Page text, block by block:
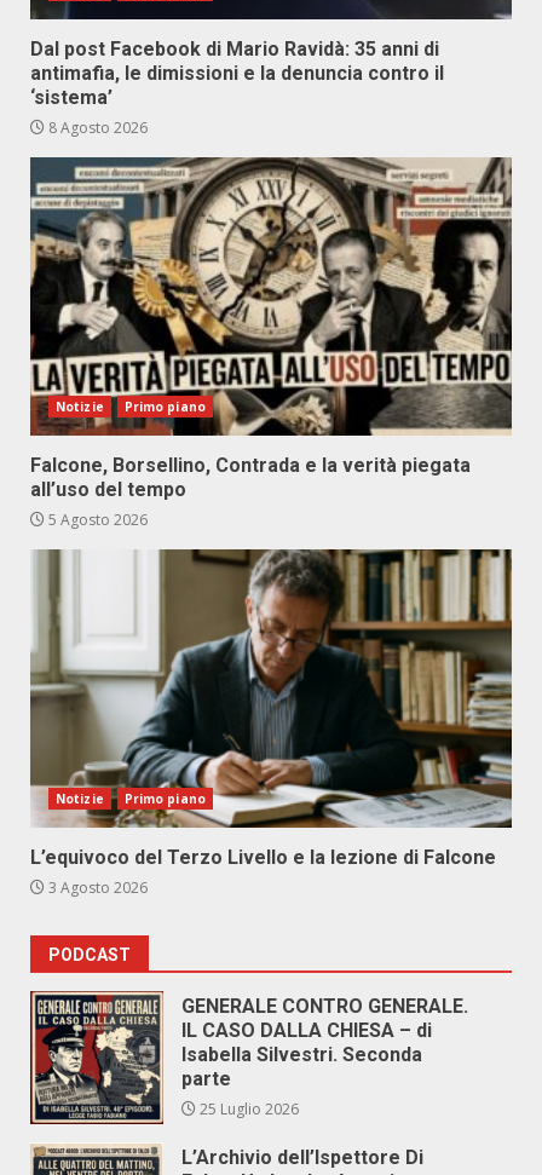
Dal post Facebook di Mario Ravidà: 35 anni di
antimafia, le dimissioni e la denuncia contro il
‘sistema’
8 Agosto 2026
Notizie Primo piano
Falcone, Borsellino, Contrada e la verità piegata
all’uso del tempo
5 Agosto 2026
Notizie Primo piano
L’equivoco del Terzo Livello e la lezione di Falcone
3 Agosto 2026
PODCAST
GENERALE CONTRO GENERALE.
IL CASO DALLA CHIESA – di
Isabella Silvestri. Seconda
parte
25 Luglio 2026
L’Archivio dell’Ispettore Di